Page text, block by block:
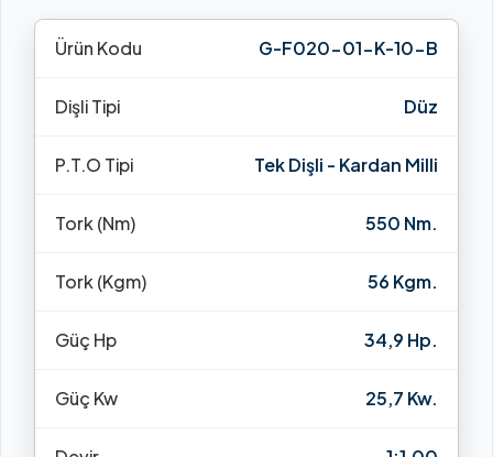
Ürün Kodu G-F020-01-K-10-B
Dişli Tipi Düz
P.T.O Tipi Tek Dişli - Kardan Milli
Tork (Nm) 550 Nm.
Tork (Kgm) 56 Kgm.
Güç Hp 34,9 Hp.
Güç Kw 25,7 Kw.